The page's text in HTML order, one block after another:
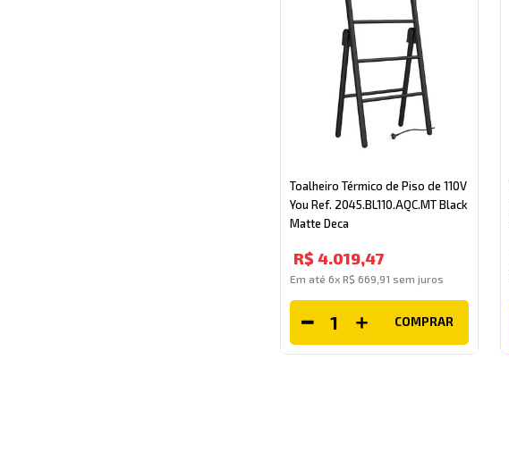
Toalheiro Térmico de Piso de 110V
You Ref. 2045.BL110.AQC.MT Black
Matte Deca
R$ 4.019,47
Em até 6x R$ 669 91 sem juros
COMPRAR